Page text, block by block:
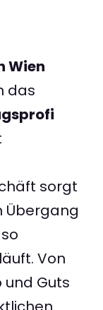
Wien
das
sorgt
Übergang
Von
Guts